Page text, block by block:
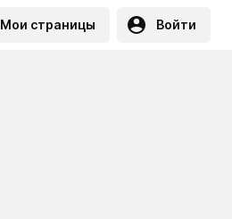
Мои страницы Войти